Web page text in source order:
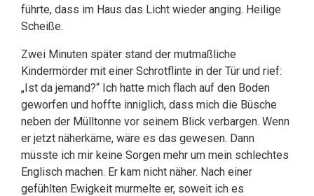
führte, dass im Haus das Licht wieder anging. Heilige
Scheiße.
Zwei Minuten später stand der mutmaßliche
Kindermörder mit einer Schrotflinte in der Tür und rief:
„Ist da jemand?“ Ich hatte mich flach auf den Boden
geworfen und hoffte inniglich, dass mich die Büsche
neben der Mülltonne vor seinem Blick verbargen. Wenn
er jetzt näherkäme, wäre es das gewesen. Dann
müsste ich mir keine Sorgen mehr um mein schlechtes
Englisch machen. Er kam nicht näher. Nach einer
gefühlten Ewigkeit murmelte er, soweit ich es